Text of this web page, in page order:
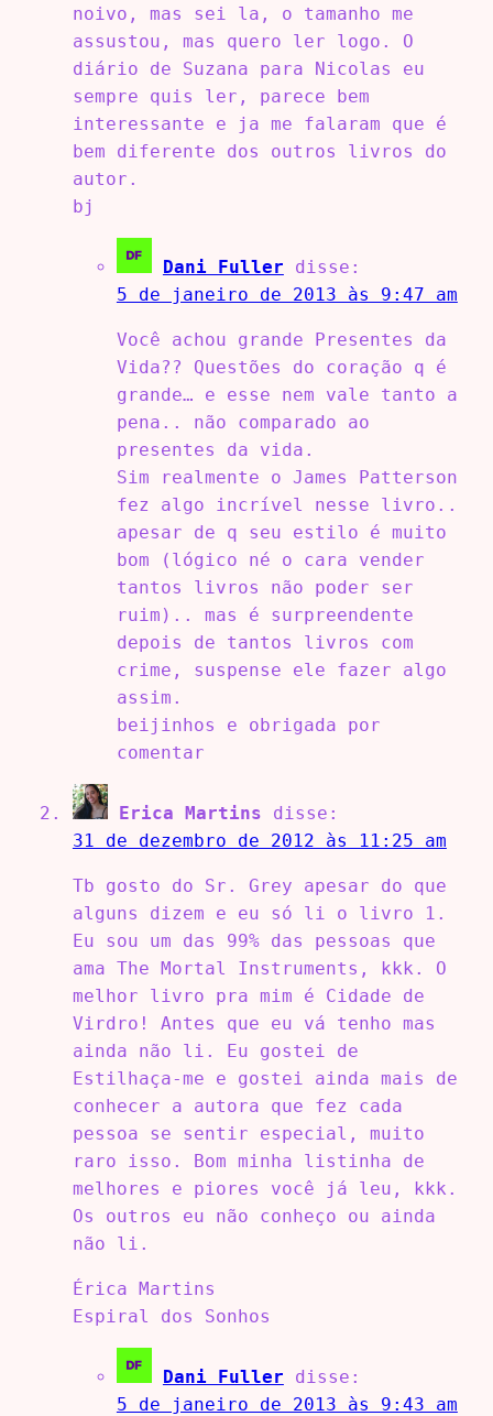
noivo, mas sei la, o tamanho me
assustou, mas quero ler logo. O
diário de Suzana para Nicolas eu
sempre quis ler, parece bem
interessante e ja me falaram que é
bem diferente dos outros livros do
autor.
bj
Dani Fuller
disse:
5 de janeiro de 2013 às 9:47 am
Você achou grande Presentes da
Vida?? Questões do coração q é
grande… e esse nem vale tanto a
pena.. não comparado ao
presentes da vida.
Sim realmente o James Patterson
fez algo incrível nesse livro..
apesar de q seu estilo é muito
bom (lógico né o cara vender
tantos livros não poder ser
ruim).. mas é surpreendente
depois de tantos livros com
crime, suspense ele fazer algo
assim.
beijinhos e obrigada por
comentar
Erica Martins
disse:
31 de dezembro de 2012 às 11:25 am
Tb gosto do Sr. Grey apesar do que
alguns dizem e eu só li o livro 1.
Eu sou um das 99% das pessoas que
ama The Mortal Instruments, kkk. O
melhor livro pra mim é Cidade de
Virdro! Antes que eu vá tenho mas
ainda não li. Eu gostei de
Estilhaça-me e gostei ainda mais de
conhecer a autora que fez cada
pessoa se sentir especial, muito
raro isso. Bom minha listinha de
melhores e piores você já leu, kkk.
Os outros eu não conheço ou ainda
não li.
Érica Martins
Espiral dos Sonhos
Dani Fuller
disse:
5 de janeiro de 2013 às 9:43 am